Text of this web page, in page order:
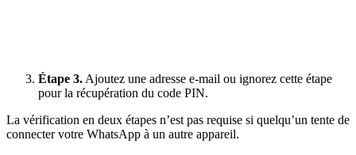
Étape 3. Ajoutez une adresse e-mail ou ignorez cette étape
pour la récupération du code PIN.
La vérification en deux étapes n’est pas requise si quelqu’un tente de
connecter votre WhatsApp à un autre appareil.